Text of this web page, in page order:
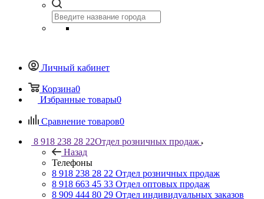
Личный кабинет
Корзина0
Избранные товары0
Сравнение товаров0
8 918 238 28 22Отдел розничных продаж
Назад
Телефоны
8 918 238 28 22 Отдел розничных продаж
8 918 663 45 33 Отдел оптовых продаж
8 909 444 80 29 Отдел индивидуальных заказов